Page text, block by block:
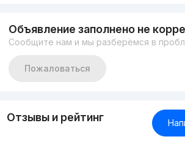
Объявление заполнено не
Сообщите нам и мы разберёмся в
Пожаловаться
Отзывы и рейтинг